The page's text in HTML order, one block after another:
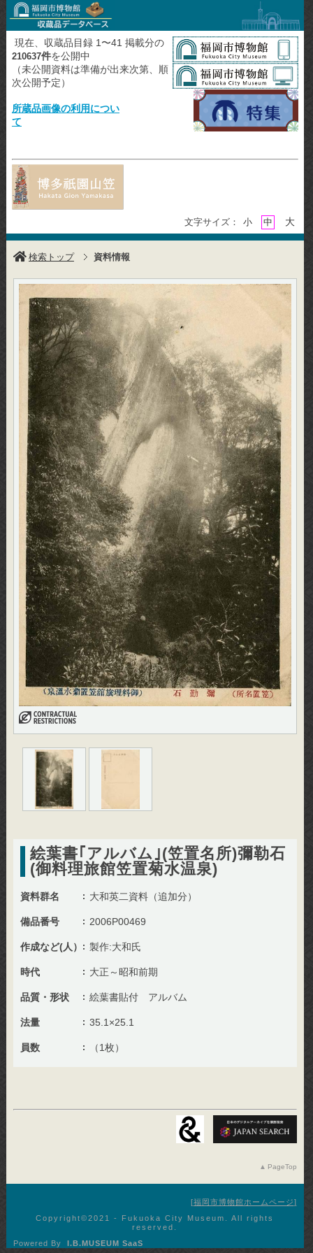
現在、収蔵品目録 1〜41 掲載分の
210637件を公開中
（未公開資料は準備が出来次第、順
次公開予定）
所蔵品画像の利用につい
て
文字サイズ： 小 中 大
検索トップ 資料情報
絵葉書｢アルバム｣(笠置名所)彌勒石
(御料理旅館笠置菊水温泉)
資料群名 大和英二資料（追加分）
備品番号 2006P00469
作成など(人） 製作:大和氏
時代 大正～昭和前期
品質・形状 絵葉書貼付 アルバム
法量 35.1×25.1
員数 （1枚）
PageTop
福岡市博物館ホームページ
Copyright©︎2021 - Fukuoka City Museum. All rights
reserved.
Powered By
I.B.MUSEUM SaaS